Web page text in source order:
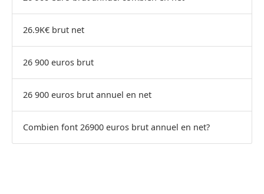
26.9K€ brut net
26 900 euros brut
26 900 euros brut annuel en net
Combien font 26900 euros brut annuel en net?